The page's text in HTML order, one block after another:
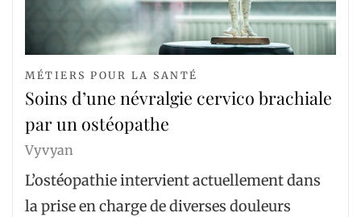
MÉTIERS POUR LA SANTÉ
Soins d’une névralgie cervico brachiale
par un ostéopathe
Vyvyan
L’ostéopathie intervient actuellement dans
la prise en charge de diverses douleurs